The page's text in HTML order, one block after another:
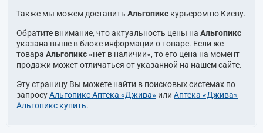
Также мы можем доставить Альгопикс курьером по Киеву.
Обратите внимание, что актуальность цены на Альгопикс
указана выше в блоке информации о товаре. Если же
товара Альгопикс«нет в наличии», то его цена на момент
продажи может отличаться от указанной на нашем сайте.
Эту страницу Вы можете найти в поисковых системах по
запросуАльгопикс Аптека «Джива» или Аптека «Джива»
Альгопикс купить.